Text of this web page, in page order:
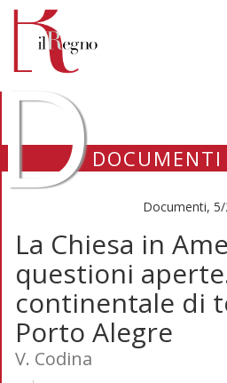
DOCUMENTI
Documenti,
La Chiesa in
questioni
continentale di
Porto Alegre
V. Codina